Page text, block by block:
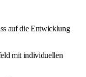
auf die Entwicklung
mit individuellen